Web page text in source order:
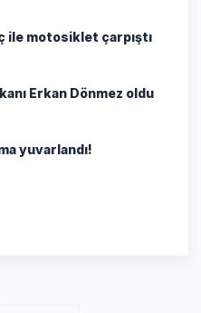
motosiklet çarpıştı
Erkan Dönmez oldu
yuvarlandı!